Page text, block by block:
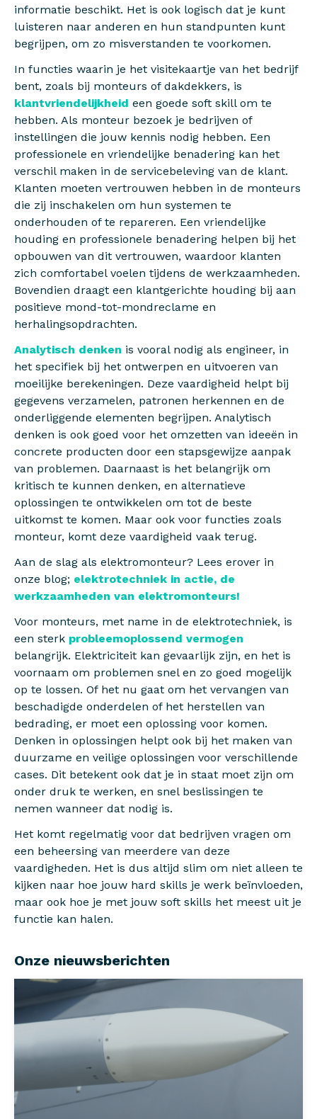
informatie beschikt. Het is ook logisch dat je kunt
luisteren naar anderen en hun standpunten kunt
begrijpen, om zo misverstanden te voorkomen.
In functies waarin je het visitekaartje van het bedrijf
bent, zoals bij monteurs of dakdekkers, is
klantvriendelijkheid een goede soft skill om te
hebben. Als monteur bezoek je bedrijven of
instellingen die jouw kennis nodig hebben. Een
professionele en vriendelijke benadering kan het
verschil maken in de servicebeleving van de klant.
Klanten moeten vertrouwen hebben in de monteurs
die zij inschakelen om hun systemen te
onderhouden of te repareren. Een vriendelijke
houding en professionele benadering helpen bij het
opbouwen van dit vertrouwen, waardoor klanten
zich comfortabel voelen tijdens de werkzaamheden.
Bovendien draagt een klantgerichte houding bij aan
positieve mond-tot-mondreclame en
herhalingsopdrachten.
Analytisch denken is vooral nodig als engineer, in
het specifiek bij het ontwerpen en uitvoeren van
moeilijke berekeningen. Deze vaardigheid helpt bij
gegevens verzamelen, patronen herkennen en de
onderliggende elementen begrijpen. Analytisch
denken is ook goed voor het omzetten van ideeën in
concrete producten door een stapsgewijze aanpak
van problemen. Daarnaast is het belangrijk om
kritisch te kunnen denken, en alternatieve
oplossingen te ontwikkelen om tot de beste
uitkomst te komen. Maar ook voor functies zoals
monteur, komt deze vaardigheid vaak terug.
Aan de slag als elektromonteur? Lees erover in
onze blog; elektrotechniek in actie, de
werkzaamheden van elektromonteurs!
Voor monteurs, met name in de elektrotechniek, is
een sterk probleemoplossend vermogen
belangrijk. Elektriciteit kan gevaarlijk zijn, en het is
voornaam om problemen snel en zo goed mogelijk
op te lossen. Of het nu gaat om het vervangen van
beschadigde onderdelen of het herstellen van
bedrading, er moet een oplossing voor komen.
Denken in oplossingen helpt ook bij het maken van
duurzame en veilige oplossingen voor verschillende
cases. Dit betekent ook dat je in staat moet zijn om
onder druk te werken, en snel beslissingen te
nemen wanneer dat nodig is.
Het komt regelmatig voor dat bedrijven vragen om
een beheersing van meerdere van deze
vaardigheden. Het is dus altijd slim om niet alleen te
kijken naar hoe jouw hard skills je werk beïnvloeden,
maar ook hoe je met jouw soft skills het meest uit je
functie kan halen.
Onze nieuwsberichten